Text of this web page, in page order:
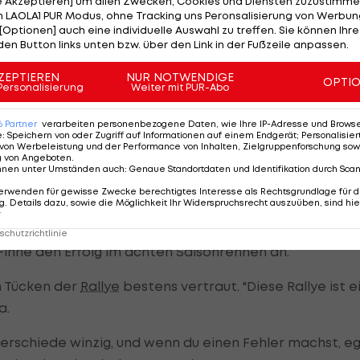
Pilot Mikko Hirvonen, der in den Wäldern seiner
WM-Leader und Markenkollege Sebastien Loeb
38 Zähler vor Hirvonen, der wiederum 17
Solberg aufweist.
Finnen, die sich hier bereits in die Siegerliste (2008,
den Erfolg im achten Saisonrennen an.
Tücken der Rallye bestens vertraut. "Diese Rallye ist
winzig, und wenn du einen Fehler machst,
PUR Modus, ohne Tracking uns Peronsalisierung von
auch eine individuelle Auswahl zu treffen. Sie können
Button links unten bzw. über den Link in der Fußzeile anpassen.
NUR NOTWENDIGE
Weiter mit PUR-Abo
Partner verarbeiten personenbezogene Daten, wie Ihre IP-Adresse und
: Speichern von oder Zugriff auf Informationen auf einem Endgerät;
Werbeleistung und der Performance von Inhalten, Zielgruppenforschung
von Angeboten
unter Umständen auch: Genaue Standortdaten und Identifikation durch
für gewisse Zwecke berechtigtes Interesse als Rechtsgrundlage für
Details dazu, sowie die Möglichkeit Ihr Widerspruchsrecht auszuüben, sind